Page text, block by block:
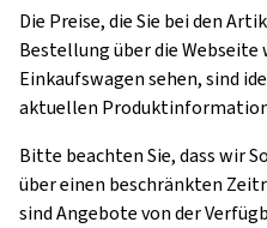
Die Preise, die Sie bei den
Bestellung über die
Einkaufswagen sehen, sind
aktuellen
Bitte beachten Sie, dass wir
über einen beschränkten
sind Angebote von der